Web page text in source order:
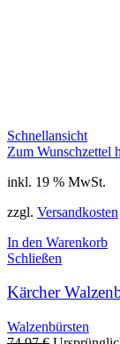
Schnellansicht
Zum Wunschzettel
inkl. 19 % MwSt.
zzgl. Versandkosten
In den Warenkorb
Schließen
Kärcher
Walzenbürsten